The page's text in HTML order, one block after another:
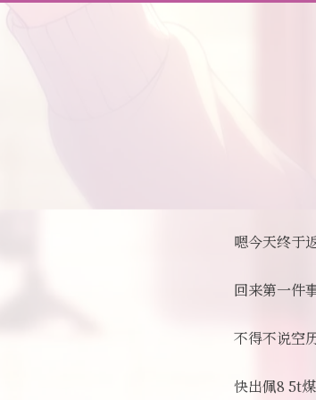
嗯今天终于
回来第一件
不得不说空
快出佩8 5t